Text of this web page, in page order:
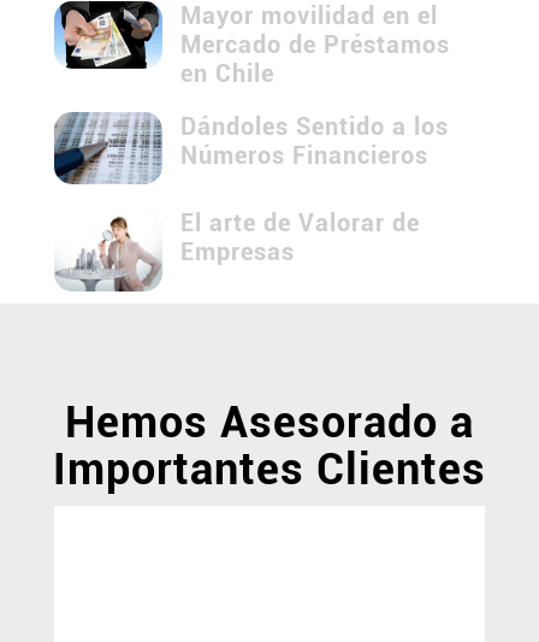
Mayor movilidad en el
Mercado de Préstamos
en Chile
Dándoles Sentido a los
Números Financieros
El arte de Valorar de
Empresas
Hemos Asesorado a
Importantes Clientes